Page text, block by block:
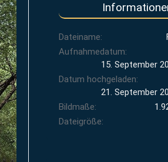
Dateiname
Aufnahmedatum
15. September
Datum hochgeladen
21. September
Bildmaße
Dateigröße